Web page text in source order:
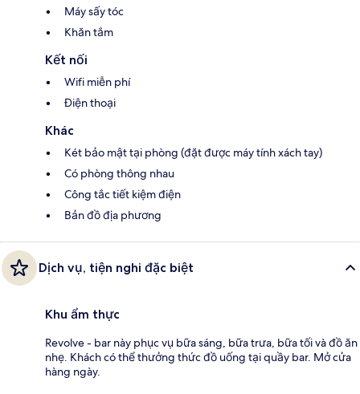
Máy sấy tóc
Khăn tắm
Kết nối
Wifi miễn phí
Điện thoại
Khác
Két bảo mật tại phòng (đặt được máy tính xách tay)
Có phòng thông nhau
Công tắc tiết kiệm điện
Bản đồ địa phương
Dịch vụ, tiện nghi đặc biệt
Khu ẩm thực
Revolve - bar này phục vụ bữa sáng, bữa trưa, bữa tối và đồ ăn
nhẹ. Khách có thể thưởng thức đồ uống tại quầy bar. Mở cửa
hàng ngày.